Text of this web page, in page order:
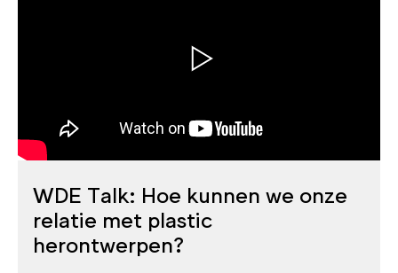
WDE Talk: Hoe kunnen we onze
relatie met plastic
herontwerpen?